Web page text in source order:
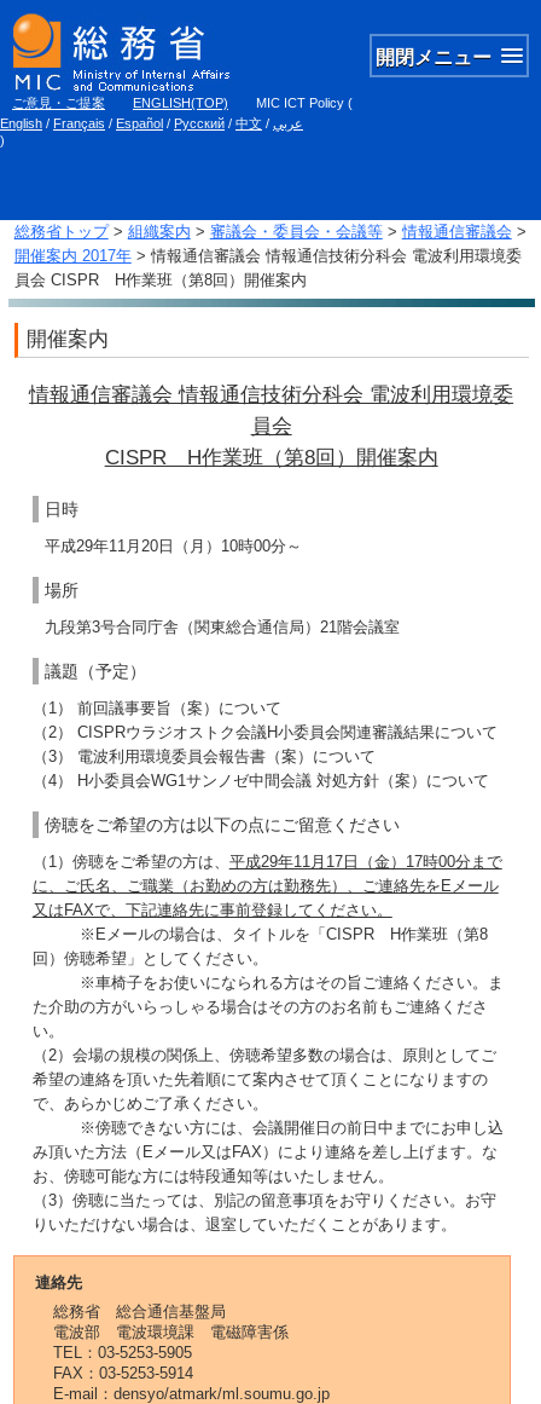
開閉メニュー
ご意見・ご提案 ENGLISH(TOP) MIC ICT Policy (
English / Français / Español / Русский / 中文 / عربي
)
総務省トップ> 組織案内 > 審議会・委員会・会議等>情報通信審議会 >
開催案内 2017年> 情報通信審議会 情報通信技術分科会 電波利用環境委
員会 CISPR H作業班（第8回）開催案内
開催案内
情報通信審議会 情報通信技術分科会 電波利用環境委
員会
CISPR H作業班（第8回）開催案内
日時
平成29年11月20日（月）10時00分～
場所
九段第3号合同庁舎（関東総合通信局）21階会議室
議題（予定）
（1） 前回議事要旨（案）について
（2） CISPRウラジオストク会議H小委員会関連審議結果について
（3） 電波利用環境委員会報告書（案）について
（4） H小委員会WG1サンノゼ中間会議 対処方針（案）について
傍聴をご希望の方は以下の点にご留意ください
（1）傍聴をご希望の方は、 平成29年11月17日（金）17時00分まで
に、ご氏名、ご職業（お勤めの方は勤務先）、ご連絡先をEメール
又はFAXで、下記連絡先に事前登録してください。
※Eメールの場合は、タイトルを「CISPR H作業班（第8
回）傍聴希望」としてください。
※車椅子をお使いになられる方はその旨ご連絡ください。ま
た介助の方がいらっしゃる場合はその方のお名前もご連絡くださ
い。
（2）会場の規模の関係上、傍聴希望多数の場合は、原則としてご
希望の連絡を頂いた先着順にて案内させて頂くことになりますの
で、あらかじめご了承ください。
※傍聴できない方には、会議開催日の前日中までにお申し込
み頂いた方法（Eメール又はFAX）により連絡を差し上げます。な
お、傍聴可能な方には特段通知等はいたしません。
（3）傍聴に当たっては、別記の留意事項をお守りください。お守
りいただけない場合は、退室していただくことがあります。
連絡先
総務省 総合通信基盤局
電波部 電波環境課 電磁障害係
TEL：03-5253-5905
FAX：03-5253-5914
E-mail：densyo/atmark/ml.soumu.go.jp